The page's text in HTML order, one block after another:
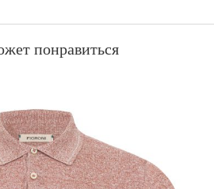
понравиться